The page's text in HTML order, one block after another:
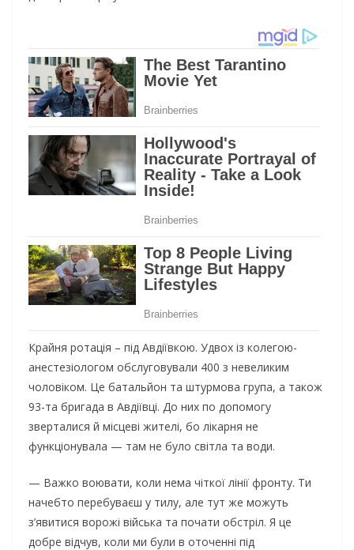
Крайня ротація – під Авдіївкою. Удвох із колегою-
анестезіологом обслуговували 400 з невеликим
чоловіком. Це батальйон та штурмова група, а також
93-та бригада в Авдіївці. До них по допомогу
зверталися й місцеві жителі, бо лікарня не
функціонувала — там не було світла та води.
— Важко воювати, коли нема чіткої лінії фронту. Ти
начебто перебуваєш у тилу, але тут же можуть
з’явитися ворожі війська та почати обстріл. Я це
добре відчув, коли ми були в оточенні під